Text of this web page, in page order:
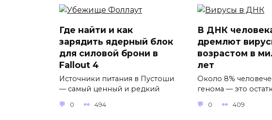
Где найти и как
зарядить ядерный блок
для силовой брони в
Fallout 4
Источники питания в Пустоши
— самый ценный и редкий
0 494
В ДНК
дремлют
возрастом в
лет
Около 8%
генома — это
0 409